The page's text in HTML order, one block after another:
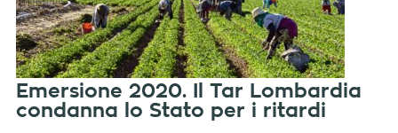
Emersione 2020. Il Tar Lombardia
condanna lo Stato per i ritardi